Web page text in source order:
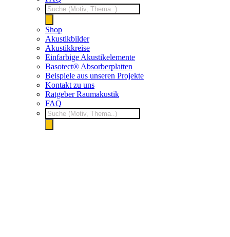
Products
search
Shop
Akustikbilder
Akustikkreise
Einfarbige Akustikelemente
Basotect® Absorberplatten
Beispiele aus unseren Projekte
Kontakt zu uns
Ratgeber Raumakustik
FAQ
Products
search